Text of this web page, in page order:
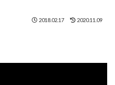
2018.02.17 2020.11.09